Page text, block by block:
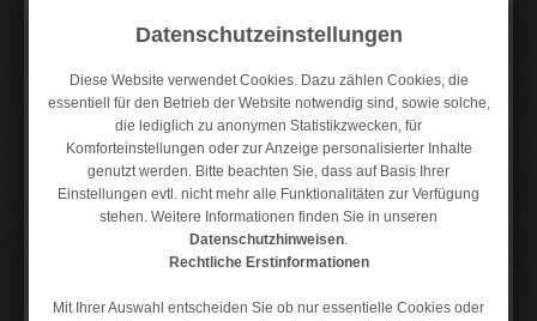
Kontakt Anfahrt Datenschutz Impressum
Datenschutzeinstellungen
Diese Website verwendet Cookies. Dazu zählen Cookies, die
essentiell für den Betrieb der Website notwendig sind, sowie solche,
die lediglich zu anonymen Statistikzwecken, für
Komforteinstellungen oder zur Anzeige personalisierter Inhalte
genutzt werden. Bitte beachten Sie, dass auf Basis Ihrer
Einstellungen evtl. nicht mehr alle Funktionalitäten zur Verfügung
stehen. Weitere Informationen finden Sie in unseren
Datenschutzhinweisen.
Rechtliche Erstinformationen
Mit Ihrer Auswahl entscheiden Sie ob nur essentielle Cookies oder